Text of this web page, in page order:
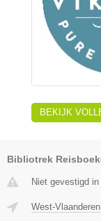
BEKIJK
Bibliotrek
Niet gevestigd
West-Vlaanderen